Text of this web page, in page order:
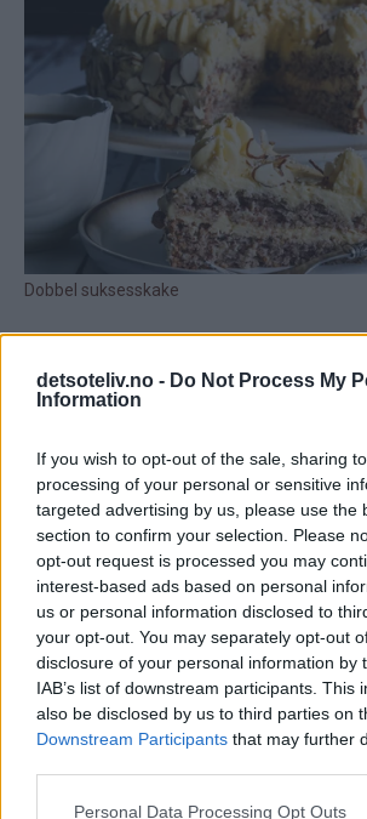
detsoteliv.no - Do Not Process My
Information
If you wish to opt-out of the sale, sharing
processing of your personal or sensitive
targeted advertising by us, please use the
section to confirm your selection. Please
opt-out request is processed you may
interest-based ads based on personal
us or personal information disclosed to
your opt-out. You may separately opt-out
disclosure of your personal information by
IAB’s list of downstream participants. This
also be disclosed by us to third parties on
Downstream Participants that may further
Personal Data Processing Opt Outs
39 kommentarer
Kine - 09.12.2013 - 19:22
Hei :) Ser at oppskriften på
sjokoladekake er beregnet på liten
er det og bruke f.eks ildfast form(litt
På forhånd takk! :)
Kristine - Det søte liv - 10.12.2013
Som
Det går bra hvis ildfast form er